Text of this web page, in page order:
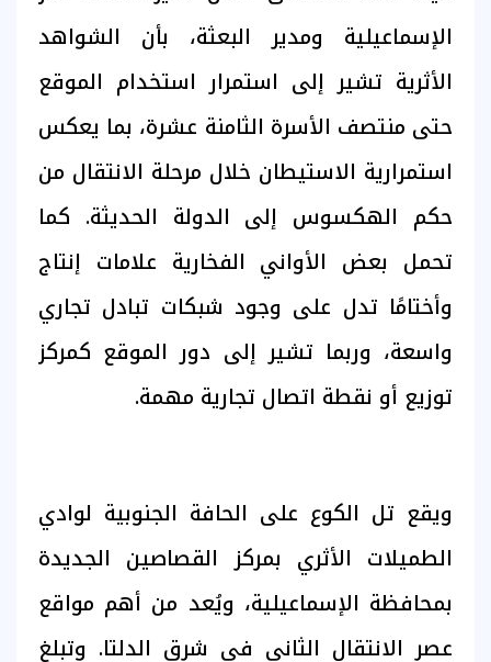
الإسماعيلية ومدير البعثة، بأن الشواهد
الأثرية تشير إلى استمرار استخدام الموقع
حتى منتصف الأسرة الثامنة عشرة، بما يعكس
استمرارية الاستيطان خلال مرحلة الانتقال من
حكم الهكسوس إلى الدولة الحديثة. كما
تحمل بعض الأواني الفخارية علامات إنتاج
وأختامًا تدل على وجود شبكات تبادل تجاري
واسعة، وربما تشير إلى دور الموقع كمركز
توزيع أو نقطة اتصال تجارية مهمة.
ويقع تل الكوع على الحافة الجنوبية لوادي
الطميلات الأثري بمركز القصاصين الجديدة
بمحافظة الإسماعيلية، ويُعد من أهم مواقع
عصر الانتقال الثاني في شرق الدلتا. وتبلغ